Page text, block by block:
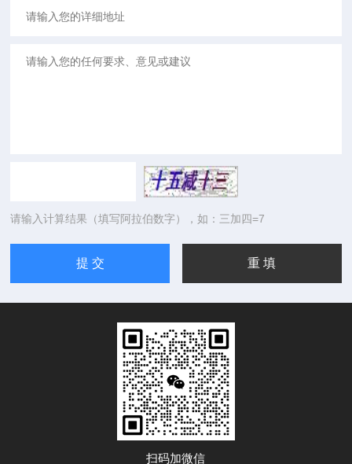
请输入计算结果（填写阿拉伯数字），如：三加四=7
扫码加微信